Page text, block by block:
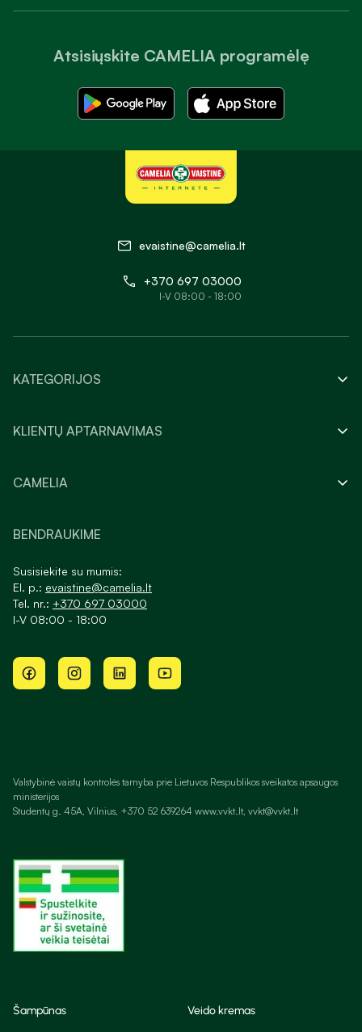
Atsisiųskite CAMELIA programėlę
evaistine@camelia.lt
+370 697 03000
I-V 08:00 - 18:00
KATEGORIJOS
KLIENTŲ APTARNAVIMAS
CAMELIA
BENDRAUKIME
Susisiekite su mumis:
El. p.: evaistine@camelia.lt
Tel. nr.: +370 697 03000
I-V 08:00 - 18:00
Valstybinė vaistų kontrolės tarnyba prie Lietuvos Respublikos sveikatos apsaugos
ministerijos
Studentų g. 45A, Vilnius, +370 52 639264 www.vvkt.lt, vvkt@vvkt.lt
Šampūnas
Veido kremas